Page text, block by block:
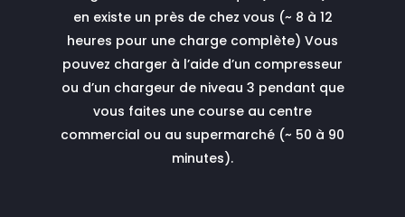
en existe un près de chez vous (~ 8 à 12
heures pour une charge complète) Vous
pouvez charger à l’aide d’un compresseur
ou d’un chargeur de niveau 3 pendant que
vous faites une course au centre
commercial ou au supermarché (~ 50 à 90
minutes).